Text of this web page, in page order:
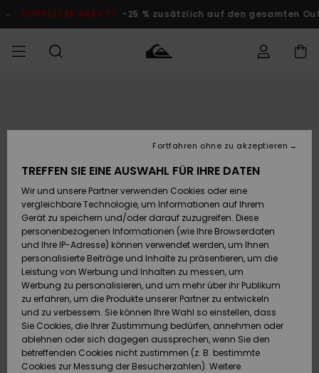
ProduktinformationRABATT -25 % zusätzlich auf den gesamten Outlet-
Accessoires
Schuhe&
Flip-Flops
Surf
Snow
Brandneu
Accessoires
Schuhe&
Flip-Flops
Surf
Snow
Brandneu
FRAUEN
Brandneu
Highlights
Snow
SURF
Kinder
Highlights
Community
SNOW
Snow Shop
Kinder
Snow Shop
Damen
Highlights
Community
DOPPELTER
RABATT
KINDER
Outlet
Frauen
HILFE & KONTAKT
Retouren
Bezahlung
Geschenkkarte
Quiksilver
Freedom
Datenschutz
TREFFEN SIE EINE AUSWAHL FÜR IHRE DATEN
Wir und unsere Partner verwenden Cookies oder eine
vergleichbare Technologie, um Informationen auf Ihrem
Gerät zu speichern und/oder darauf zuzugreifen. Diese
personenbezogenen Informationen (wie Ihre Browserdaten
und Ihre IP-Adresse) können verwendet werden, um Ihnen
personalisierte Beiträge und Inhalte zu präsentieren, um die
Leistung von Werbung und Inhalten zu messen, um
Werbung zu personalisieren, und um mehr über ihr Publikum
zu erfahren, um die Produkte unserer Partner zu entwickeln
und zu verbessern. Sie können Ihre Wahl so einstellen, dass
Sie Cookies, die Ihrer Zustimmung bedürfen, annehmen oder
ablehnen oder sich dagegen aussprechen, wenn Sie den
betreffenden Cookies nicht zustimmen (z. B. bestimmte
Cookies zur Messung der Besucherzahlen). Weitere
Fortfahren ohne zu akzeptieren